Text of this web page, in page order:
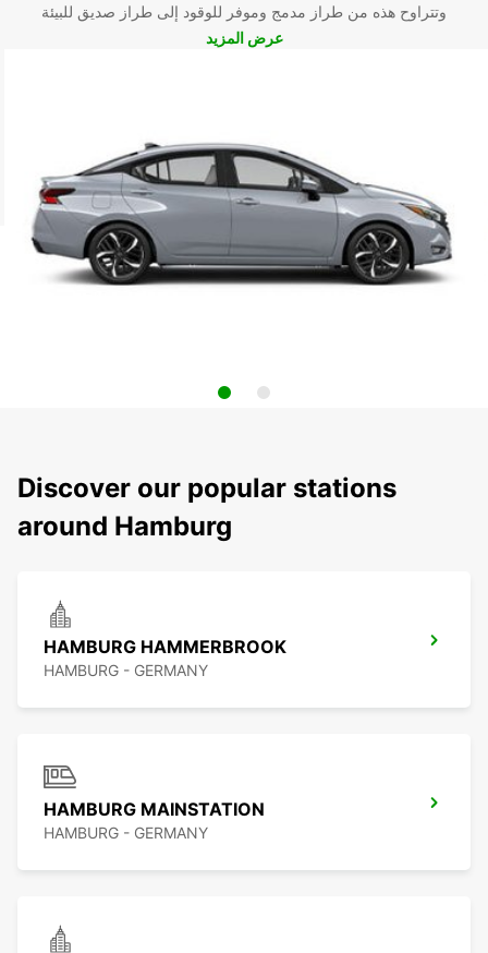
وتتراوح هذه من طراز مدمج وموفر للوقود إلى طراز صديق للبيئة
عرض المزيد
Discover our popular stations
around Hamburg
HAMBURG HAMMERBROOK
HAMBURG - GERMANY
HAMBURG MAINSTATION
HAMBURG - GERMANY